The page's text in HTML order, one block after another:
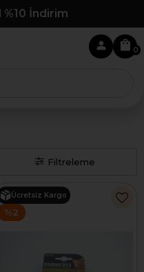
İndirim
0
Filtreleme
Ücretsiz Kargo
%2